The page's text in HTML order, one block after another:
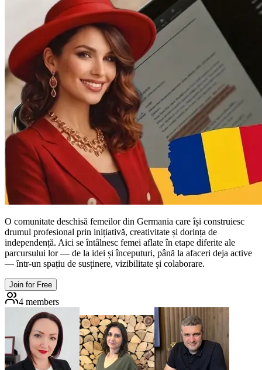
O comunitate deschisă femeilor din Germania care își construiesc
drumul profesional prin inițiativă, creativitate și dorința de
independență. Aici se întâlnesc femei aflate în etape diferite ale
parcursului lor — de la idei și începuturi, până la afaceri deja active
— într-un spațiu de susținere, vizibilitate și colaborare.
Join for Free
4 members